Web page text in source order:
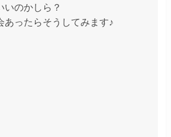
いのかしら？
あったらそうしてみます♪